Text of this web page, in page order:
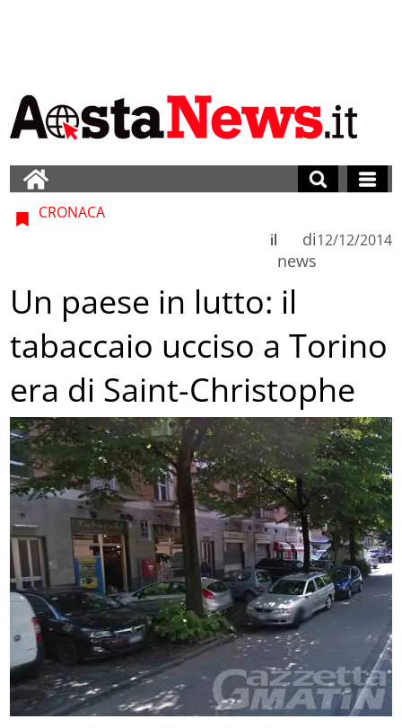
CRONACA
di
news
il 12/12/2014
Un paese in lutto: il
tabaccaio ucciso a Torino
era di Saint-Christophe